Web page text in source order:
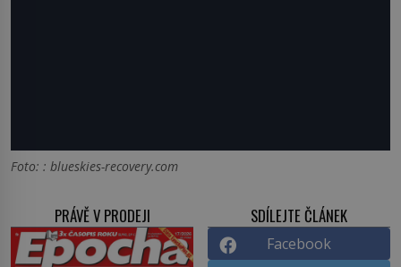
Foto: : blueskies-recovery.com
PRÁVĚ V PRODEJI SDÍLEJTE ČLÁNEK
Facebook